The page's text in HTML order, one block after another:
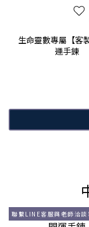
生命靈數專屬【客
運手鍊
聯繫LINE客服與老師洽談